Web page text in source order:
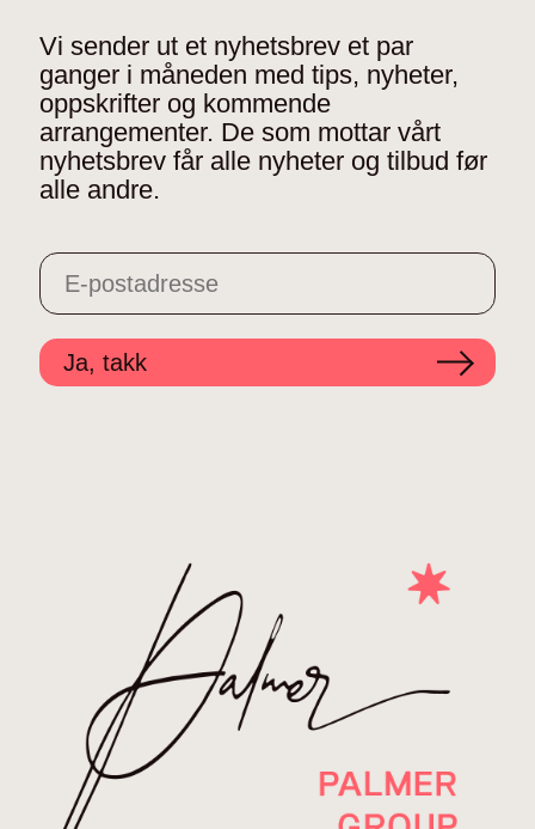
Vi sender ut et nyhetsbrev et par
ganger i måneden med tips, nyheter,
oppskrifter og kommende
arrangementer. De som mottar vårt
nyhetsbrev får alle nyheter og tilbud før
alle andre.
Ja, takk